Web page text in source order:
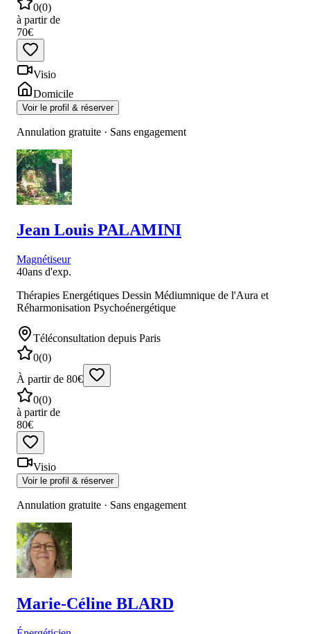
0(0)
à partir de
70€
Visio
Domicile
Voir le profil & réserver
Annulation gratuite · Sans engagement
Jean Louis PALAMINI
Magnétiseur
40ans d'exp.
Thérapies Energétiques Dessin Médiumnique de l'Aura et
Réharmonisation Psychoénergétique
Téléconsultation depuis Paris
0(0)
À partir de 80€
0(0)
à partir de
80€
Visio
Voir le profil & réserver
Annulation gratuite · Sans engagement
Marie-Céline BLARD